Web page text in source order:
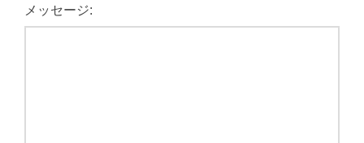
メッセージ: